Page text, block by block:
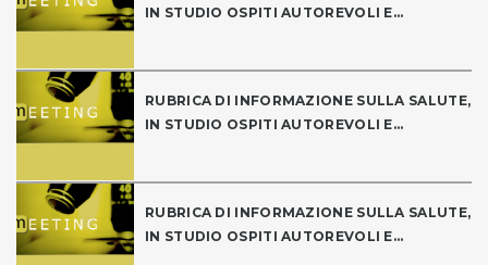
IN STUDIO OSPITI AUTOREVOLI E...
RUBRICA DI INFORMAZIONE SULLA SALUTE,
IN STUDIO OSPITI AUTOREVOLI E...
RUBRICA DI INFORMAZIONE SULLA SALUTE,
IN STUDIO OSPITI AUTOREVOLI E...